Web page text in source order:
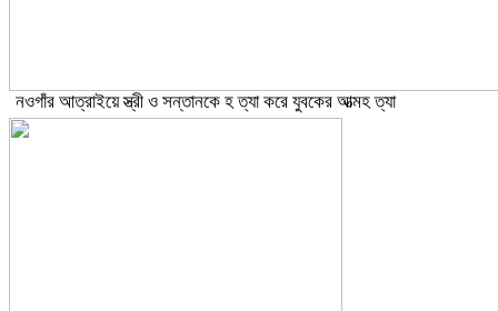
নওগাঁর আত্রাইয়ে স্ত্রী ও সন্তানকে হ ত্যা করে যুবকের আত্মহ ত্যা